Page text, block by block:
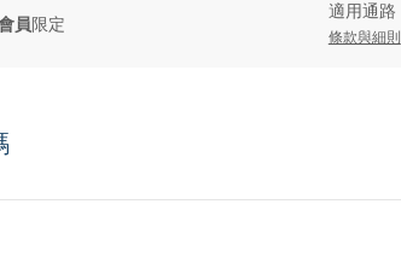
員限定
適用通路
條款與細則